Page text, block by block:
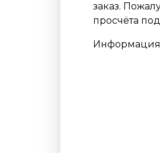
заказ.
просчёта